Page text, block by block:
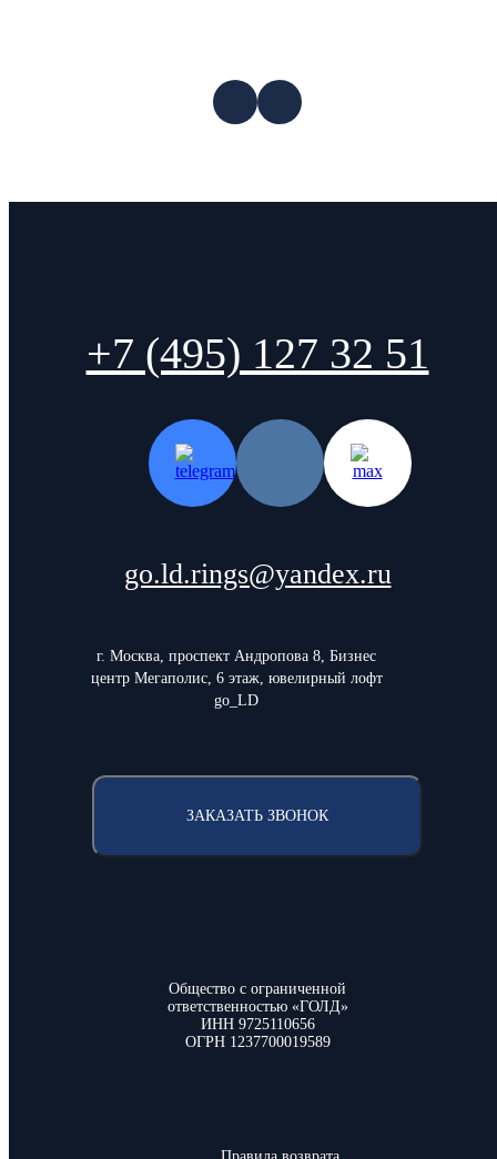
+7 (495) 127 32 51
go.ld.rings@yandex.ru
г. Москва, проспект Андропова 8, Бизнес
центр Мегаполис, 6 этаж, ювелирный лофт
go_LD
ЗАКАЗАТЬ ЗВОНОК
Общество с ограниченной
ответственностью «ГОЛД»
ИНН 9725110656
ОГРН 1237700019589